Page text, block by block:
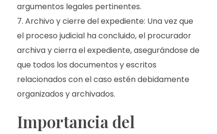
argumentos legales pertinentes.
Archivo y cierre del expediente: Una vez que
el proceso judicial ha concluido, el procurador
archiva y cierra el expediente, asegurándose de
que todos los documentos y escritos
relacionados con el caso estén debidamente
organizados y archivados.
Importancia del